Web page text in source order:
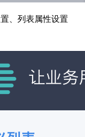
、列表属性设置